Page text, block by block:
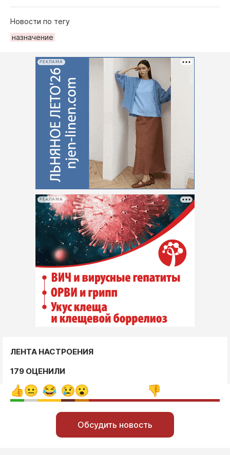
Новости по тегу
назначение
РЕКЛАМА
РЕКЛАМА
ЛЕНТА НАСТРОЕНИЯ
179 ОЦЕНИЛИ
Обсудить новость